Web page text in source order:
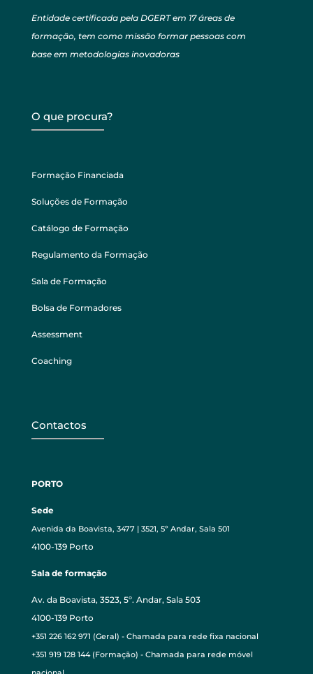
Entidade certificada pela DGERT em 17 áreas de
formação, tem como missão formar pessoas com
base em metodologias inovadoras
O que procura?
Formação Financiada
Soluções de Formação
Catálogo de Formação
Regulamento da Formação
Sala de Formação
Bolsa de Formadores
Assessment
Coaching
Contactos
PORTO
Sede
Avenida da Boavista, 3477 | 3521, 5º Andar, Sala 501
4100-139 Porto
Sala de formação
Av. da Boavista, 3523, 5º. Andar, Sala 503
4100-139 Porto
+351 226 162 971 (Geral) - Chamada para rede fixa nacional
+351 919 128 144 (Formação) - Chamada para rede móvel